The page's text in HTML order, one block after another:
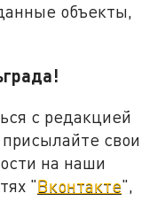
объекты,
с редакцией
свои
на наши
"Вконтакте",